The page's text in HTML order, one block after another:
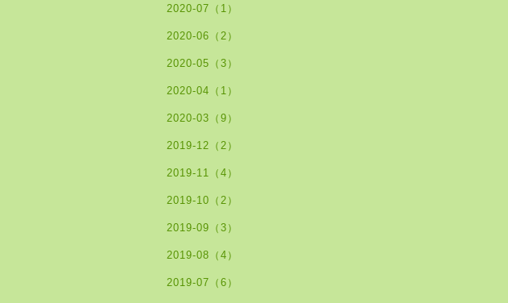
2020-07（1）
2020-06（2）
2020-05（3）
2020-04（1）
2020-03（9）
2019-12（2）
2019-11（4）
2019-10（2）
2019-09（3）
2019-08（4）
2019-07（6）